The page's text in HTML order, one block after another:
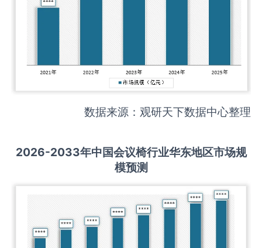
数据来源：观研天下数据中心整理
2026-2033年中国会议椅行业华东地区市场规
模预测